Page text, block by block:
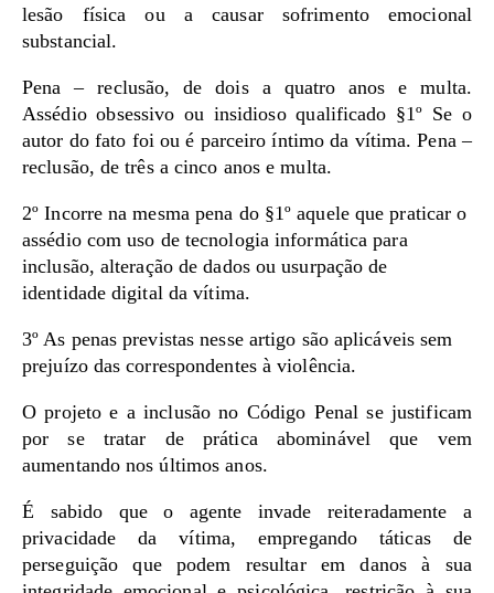
lesão física ou a causar sofrimento emocional
substancial.
Pena – reclusão, de dois a quatro anos e multa.
Assédio obsessivo ou insidioso qualificado §1º Se o
autor do fato foi ou é parceiro íntimo da vítima. Pena –
reclusão, de três a cinco anos e multa.
2º Incorre na mesma pena do §1º aquele que praticar o
assédio com uso de tecnologia informática para
inclusão, alteração de dados ou usurpação de
identidade digital da vítima.
3º As penas previstas nesse artigo são aplicáveis sem
prejuízo das correspondentes à violência.
O projeto e a inclusão no Código Penal se justificam
por se tratar de prática abominável que vem
aumentando nos últimos anos.
É sabido que o agente invade reiteradamente a
privacidade da vítima, empregando táticas de
perseguição que podem resultar em danos à sua